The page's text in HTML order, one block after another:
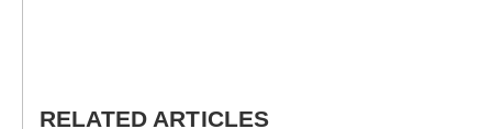
RELATED ARTICLES